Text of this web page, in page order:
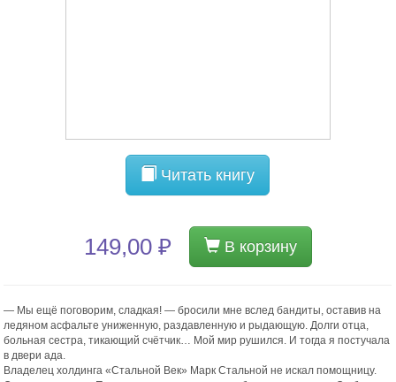
Читать книгу
149,00 ₽ В корзину
— Мы ещё поговорим, сладкая! — бросили мне вслед бандиты, оставив на
ледяном асфальте униженную, раздавленную и рыдающую. Долги отца,
больная сестра, тикающий счётчик… Мой мир рушился. И тогда я постучала
в двери ада.
Владелец холдинга «Стальной Век» Марк Стальной не искал помощницу.